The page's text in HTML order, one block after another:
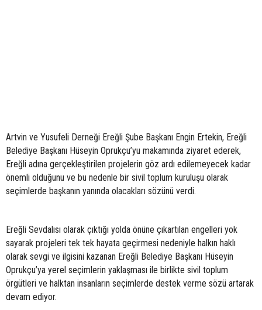
Artvin ve Yusufeli Derneği Ereğli Şube Başkanı Engin Ertekin, Ereğli
Belediye Başkanı Hüseyin Oprukçu’yu makamında ziyaret ederek,
Ereğli adına gerçekleştirilen projelerin göz ardı edilemeyecek kadar
önemli olduğunu ve bu nedenle bir sivil toplum kuruluşu olarak
seçimlerde başkanın yanında olacakları sözünü verdi.
Ereğli Sevdalısı olarak çıktığı yolda önüne çıkartılan engelleri yok
sayarak projeleri tek tek hayata geçirmesi nedeniyle halkın haklı
olarak sevgi ve ilgisini kazanan Ereğli Belediye Başkanı Hüseyin
Oprukçu’ya yerel seçimlerin yaklaşması ile birlikte sivil toplum
örgütleri ve halktan insanların seçimlerde destek verme sözü artarak
devam ediyor.